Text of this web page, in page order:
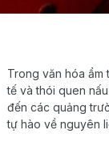
Trong văn hóa ẩm
tế và thói quen
đến các quảng
tự hào về nguyên